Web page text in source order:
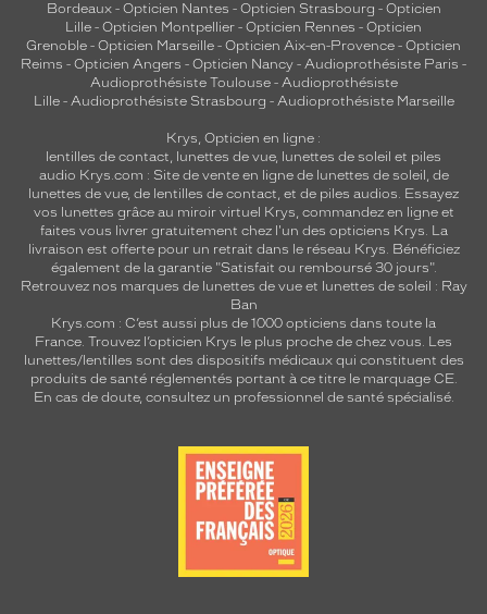
Bordeaux- Opticien Nantes - Opticien Strasbourg - Opticien
Lille - Opticien Montpellier - Opticien Rennes - Opticien
Grenoble - Opticien Marseille - Opticien Aix-en-Provence - Opticien
Reims - Opticien Angers - Opticien Nancy - Audioprothésiste Paris -
Audioprothésiste Toulouse- Audioprothésiste
Lille- Audioprothésiste Strasbourg - Audioprothésiste Marseille
Krys, Opticien en ligne :
lentilles de contact, lunettes de vue, lunettes de soleil et piles
audio Krys.com : Site de vente en ligne de lunettes de soleil, de
lunettes de vue, de lentilles de contact, et de piles audios. Essayez
vos lunettes grâce au miroir virtuel Krys, commandez en ligne et
faites vous livrer gratuitement chez l'un des opticiens Krys. La
livraison est offerte pour un retrait dans le réseau Krys. Bénéficiez
également de la garantie "Satisfait ou remboursé 30 jours".
Retrouvez nos marques de lunettes de vue et lunettes de soleil : Ray
Ban
Krys.com : C’est aussi plus de 1000 opticiens dans toute la
France. Trouvez l’opticien Krys le plus proche de chez vous. Les
lunettes/lentilles sont des dispositifs médicaux qui constituent des
produits de santé réglementés portant à ce titre le marquage CE.
En cas de doute, consultez un professionnel de santé spécialisé.